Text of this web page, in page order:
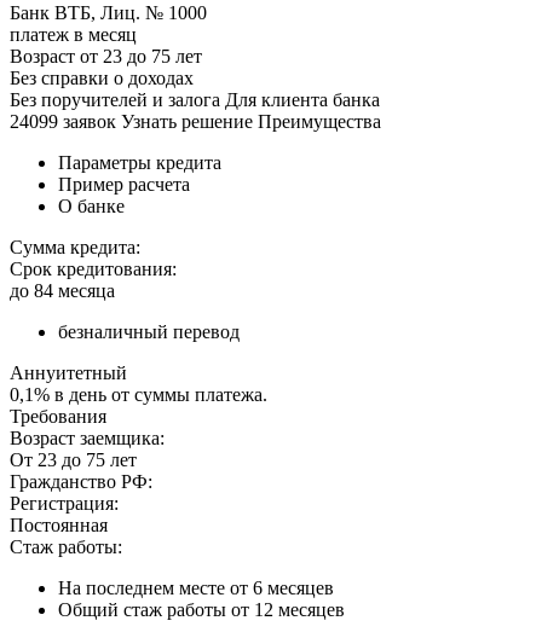
Банк ВТБ, Лиц. № 1000
платеж в месяц
Возраст от 23 до 75 лет
Без справки о доходах
Без поручителей и залога Для клиента банка
24099 заявок Узнать решение Преимущества
Параметры кредита
Пример расчета
О банке
Сумма кредита:
Срок кредитования:
до 84 месяца
безналичный перевод
Аннуитетный
0,1% в день от суммы платежа.
Требования
Возраст заемщика:
От 23 до 75 лет
Гражданство РФ:
Регистрация:
Постоянная
Стаж работы:
На последнем месте от 6 месяцев
Общий стаж работы от 12 месяцев